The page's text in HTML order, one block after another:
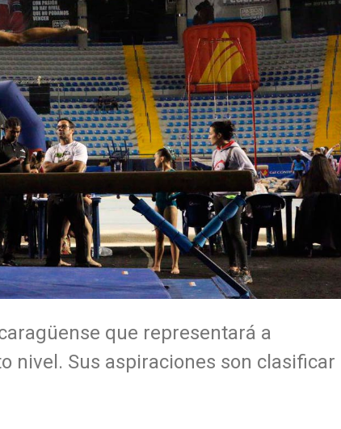
que representará a
nivel. Sus aspiraciones son clasificar